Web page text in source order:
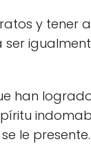
y
ser
han
le presente.